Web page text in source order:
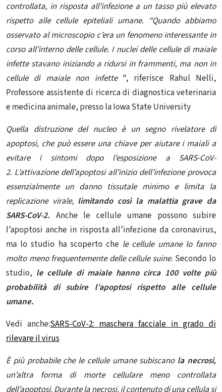
controllata, in risposta all’infezione a un tasso più elevato
rispetto alle cellule epiteliali umane. “Quando abbiamo
osservato al microscopio c’era un fenomeno interessante in
corso all’interno delle cellule. I nuclei delle cellule di maiale
infette stavano iniziando a ridursi in frammenti, ma non in
cellule di maiale non infette“, riferisce Rahul Nelli,
Professore assistente di ricerca di diagnostica veterinaria
e medicina animale, presso la Iowa State University
Quella distruzione del nucleo è un segno rivelatore di
apoptosi, che può essere una chiave per aiutare i maiali a
evitare i sintomi dopo l’esposizione a SARS-CoV-
2. L’attivazione dell’apoptosi all’inizio dell’infezione provoca
essenzialmente un danno tissutale minimo e limita la
replicazione virale,limitando così la malattia grave da
SARS-CoV-2. Anche le cellule umane possono subire
l’apoptosi anche in risposta all’infezione da coronavirus,
ma lo studio ha scoperto che le cellule umane lo fanno
molto meno frequentemente delle cellule suine. Secondo lo
studio, le cellule di maiale hanno circa 100 volte più
probabilità di subire l’apoptosi rispetto alle cellule
umane.
Vedi anche:SARS-CoV-2: maschera facciale in grado di
rilevare il virus
È più probabile che le cellule umane subiscanola necrosi,
un’altra forma di morte cellulare meno controllata
dell’apoptosi. Durante la necrosi, il contenuto di una cellula si